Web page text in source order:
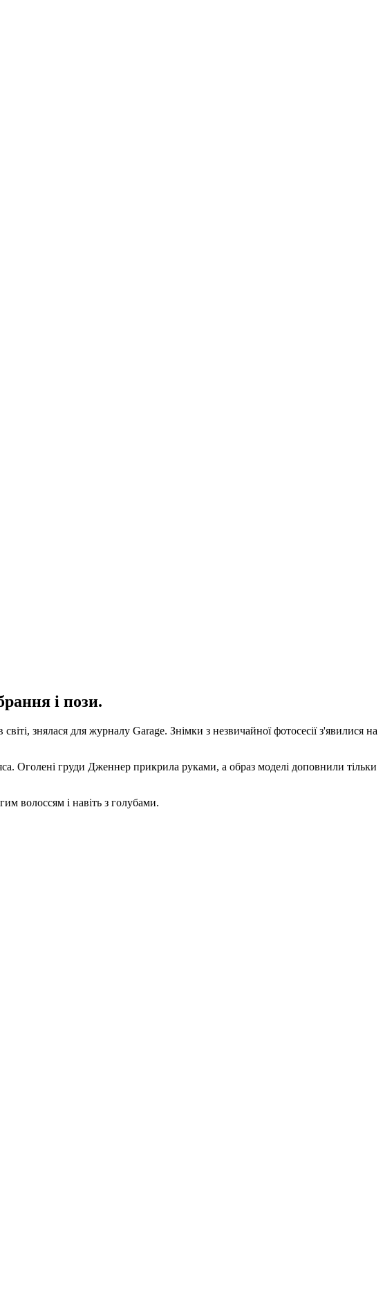
і пози.
знялася для журналу Garage. Знімки з незвичайної фотосесії з'явилися на
Оголені груди Дженнер прикрила руками, а образ моделі доповнили тільки
волоссям і навіть з голубами.